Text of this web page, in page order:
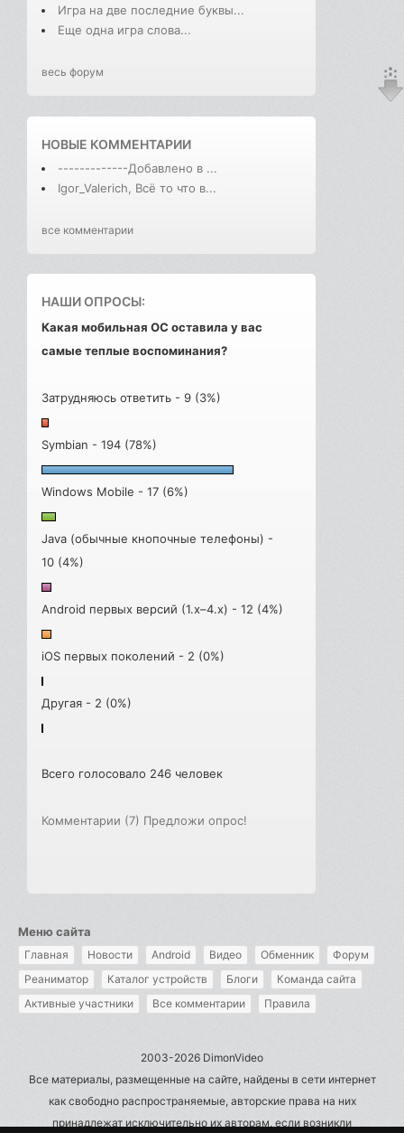
Игра на две последние буквы...
Еще одна игра слова...
весь форум
НОВЫЕ КОММЕНТАРИИ
-------------Добавлено в ...
Igor_Valerich, Всё то что в...
все комментарии
НАШИ ОПРОСЫ:
Какая мобильная ОС оставила у вас
самые теплые воспоминания?
Затрудняюсь ответить - 9 (3%)
Symbian - 194 (78%)
Windows Mobile - 17 (6%)
Java (обычные кнопочные телефоны) -
10 (4%)
Android первых версий (1.x–4.x) - 12 (4%)
iOS первых поколений - 2 (0%)
Другая - 2 (0%)
Всего голосовало 246 человек
Комментарии (7) Предложи опрос!
Меню сайта
Главная Новости Android Видео Обменник
Форум
Реаниматор
Каталог устройств Блоги
Команда сайта
Активные участники
Все комментарии Правила
2003-2026 DimonVideo
Все материалы, размещенные на сайте, найдены в сети интернет
как свободно распространяемые, авторские права на них
принадлежат исключительно их авторам, если возникли